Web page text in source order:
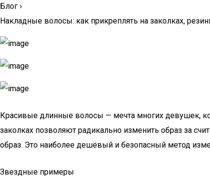
Блог ›
Накладные волосы: как прикреплять на заколках,
Красивые длинные волосы — мечта многих девушек,
заколках позволяют радикально изменить образ за
образ. Это наиболее дешёвый и безопасный метод
Звездные примеры